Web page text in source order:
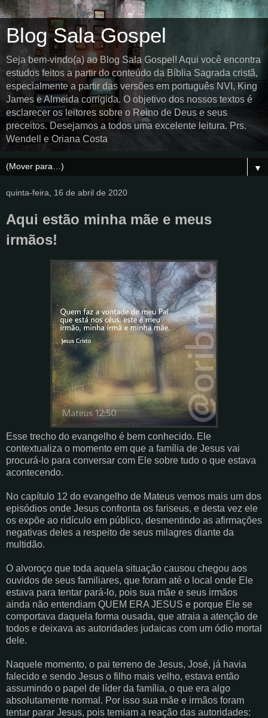
Blog Sala Gospel
Seja bem-vindo(a) ao Blog Sala Gospel! Aqui você encontra
estudos feitos a partir do conteúdo da Bíblia Sagrada cristã,
especialmente a partir das versões em português NVI, King
James e Almeida corrigida. O objetivo dos nossos textos é
esclarecer os leitores sobre o Reino de Deus e seus
preceitos. Desejamos a todos uma excelente leitura. Prs.
Wendell e Oriana Costa
▼
quinta-feira, 16 de abril de 2020
Aqui estão minha mãe e meus
irmãos!
Esse trecho do evangelho é bem conhecido. Ele
contextualiza o momento em que a família de Jesus vai
procurá-lo para conversar com Ele sobre tudo o que estava
acontecendo.
No capítulo 12 do evangelho de Mateus vemos mais um dos
episódios onde Jesus confronta os fariseus, e desta vez ele
os expõe ao ridículo em público, desmentindo as afirmações
negativas deles a respeito de seus milagres diante da
multidão.
O alvoroço que toda aquela situação causou chegou aos
ouvidos de seus familiares, que foram até o local onde Ele
estava para tentar pará-lo, pois sua mãe e seus irmãos
ainda não entendiam QUEM ERA JESUS e porque Ele se
comportava daquela forma ousada, que atraia a atenção de
todos e deixava as autoridades judaicas com um ódio mortal
dele.
Naquele momento, o pai terreno de Jesus, José, já havia
falecido e sendo Jesus o filho mais velho, estava então
assumindo o papel de líder da família, o que era algo
absolutamente normal. Por isso sua mãe e irmãos foram
tentar parar Jesus, pois temiam a reação das autoridades: